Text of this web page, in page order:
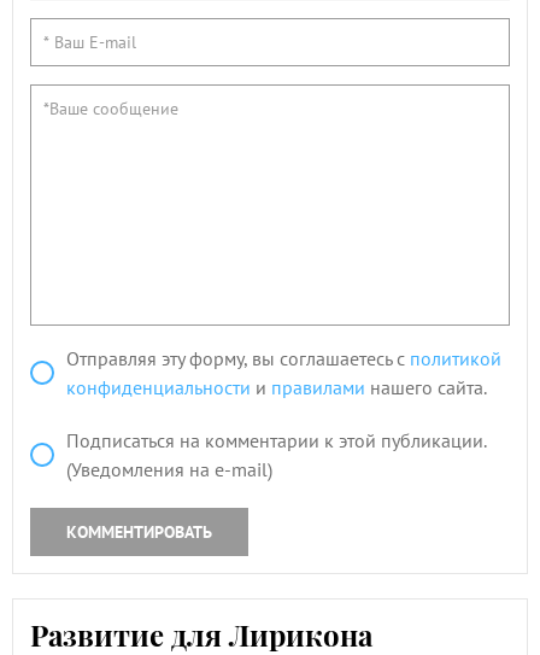
Отправляя эту форму, вы соглашаетесь с политикой
конфиденциальности и правилами нашего сайта.
Подписаться на комментарии к этой публикации.
(Уведомления на e-mail)
КОММЕНТИРОВАТЬ
Развитие для Лирикона